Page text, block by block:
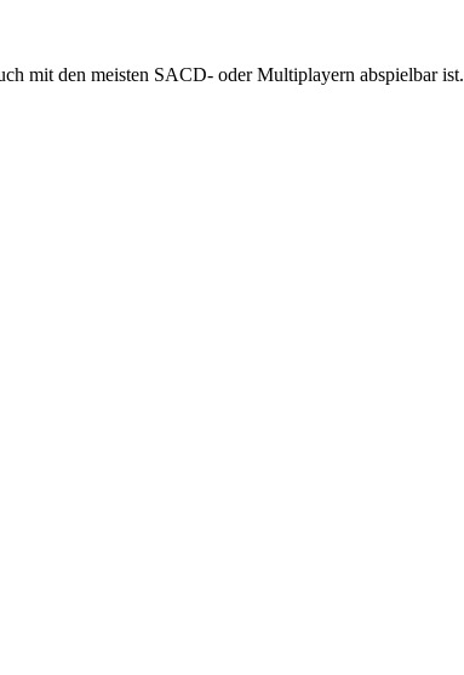
mit den meisten SACD- oder Multiplayern abspielbar ist.